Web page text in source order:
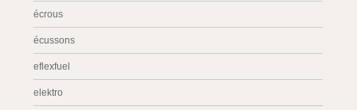
écrous
écussons
eflexfuel
elektro